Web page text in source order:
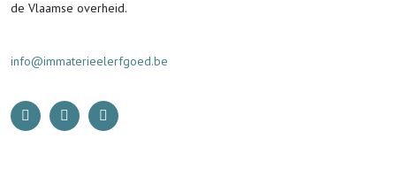
de Vlaamse overheid.
info@immaterieelerfgoed.be